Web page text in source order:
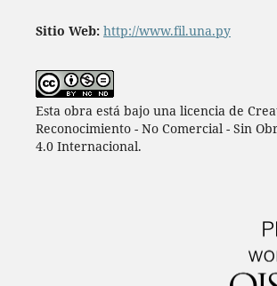
Sitio Web: http://www.fil.una.py
Esta obra está bajo una licencia de
Reconocimiento - No Comercial - Sin
4.0 Internacional.